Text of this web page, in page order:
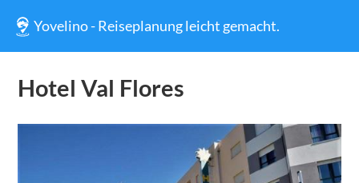
Yovelino - Reiseplanung leicht gemacht.
Hotel Val Flores